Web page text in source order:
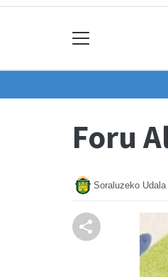
Foru
Soraluzeko Udala